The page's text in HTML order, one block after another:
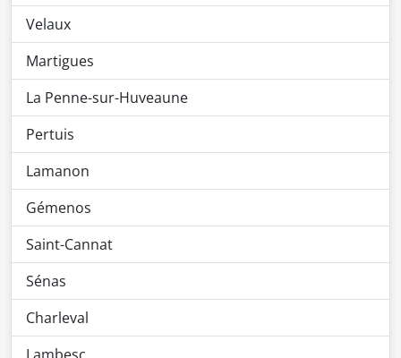
Velaux
Martigues
La Penne-sur-Huveaune
Pertuis
Lamanon
Gémenos
Saint-Cannat
Sénas
Charleval